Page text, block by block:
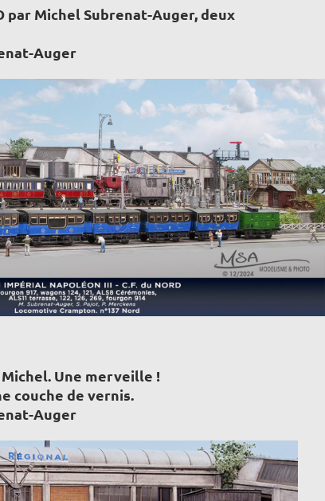
par Michel Subrenat-Auger, deux
Auger
Une merveille !
couche de vernis.
Auger